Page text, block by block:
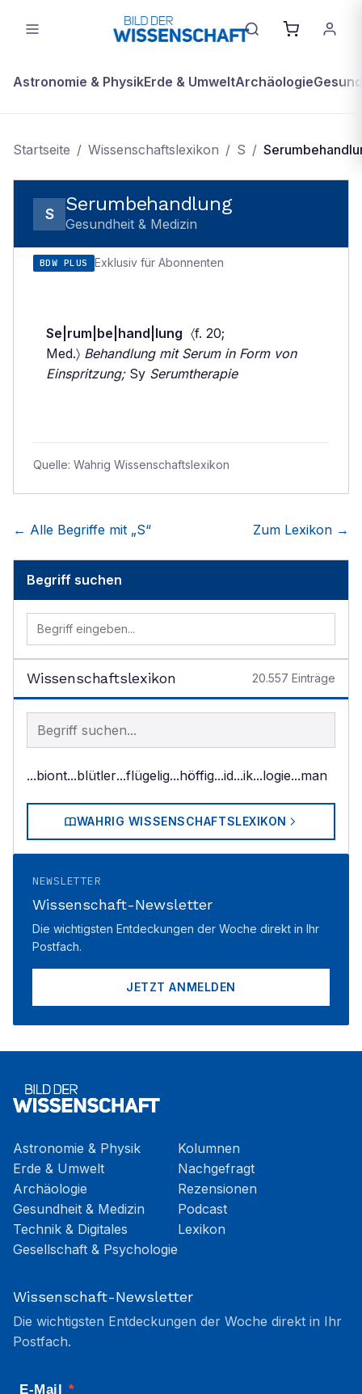
Astronomie & PhysikErde & UmweltArchäologie
Startseite / Wissenschaftslexikon / S /
S Serumbehandlung
Gesundheit & Medizin
BDW PLUS Exklusiv für Abonnenten
Se|rum|be|hand|lung 〈f. 20;
Med.〉 Behandlung mit Serum in Form von
Einspritzung;Sy Serumtherapie
Quelle: Wahrig Wissenschaftslexikon
← Alle Begriffe mit „S“ Zum Lexikon →
Begriff suchen
Wissenschaftslexikon 20.557 Einträge
Begriff im Lexikon suchen
...biont...blütler...flügelig...höffig...id...ik...logie...man
WAHRIG WISSENSCHAFTSLEXIKON
NEWSLETTER
Wissenschaft-Newsletter
Die wichtigsten Entdeckungen der Woche direkt in Ihr
Postfach.
JETZT ANMELDEN
Astronomie & Physik
Erde & Umwelt
Archäologie
Gesundheit & Medizin
Technik & Digitales
Gesellschaft & Psychologie
Kolumnen
Nachgefragt
Rezensionen
Podcast
Lexikon
Wissenschaft-Newsletter
Die wichtigsten Entdeckungen der Woche direkt in Ihr
Postfach.